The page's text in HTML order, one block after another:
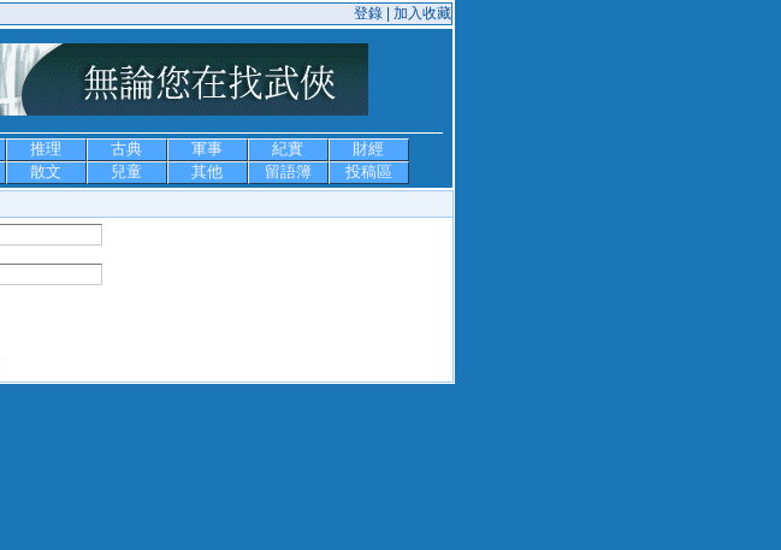
登錄 | 加入收藏
推理 古典 軍事 紀實
財經
散文 兒童 其他 留語簿 投稿區